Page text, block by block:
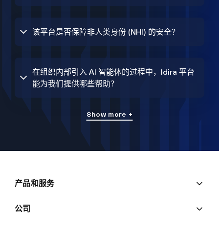
该平台是否保障非人类身份 (NHI) 的安全？
在组织内部引入 AI 智能体的过程中，Idira 平台
能为我们提供哪些帮助？
Show more +
产品和服务
公司